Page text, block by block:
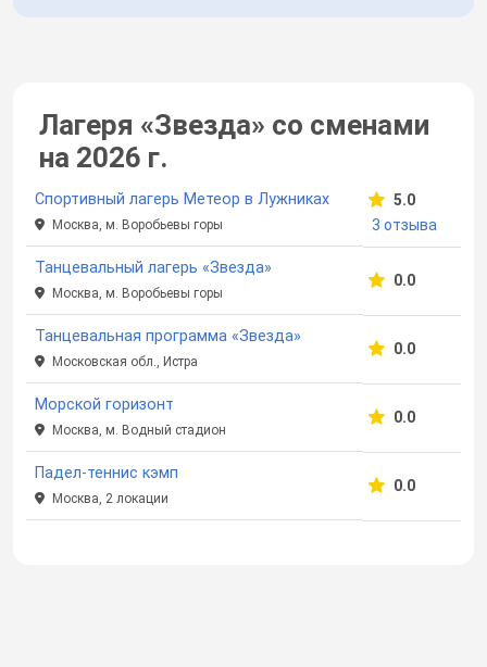
Лагеря «Звезда» со сменами
на 2026 г.
Спортивный лагерь Метеор в Лужниках
Москва, м. Воробьевы горы
5.0
3 отзыва
Танцевальный лагерь «Звезда»
Москва, м. Воробьевы горы
0.0
Танцевальная программа «Звезда»
Московская обл., Истра
0.0
Морской горизонт
Москва, м. Водный стадион
0.0
Падел-теннис кэмп
Москва, 2 локации
0.0